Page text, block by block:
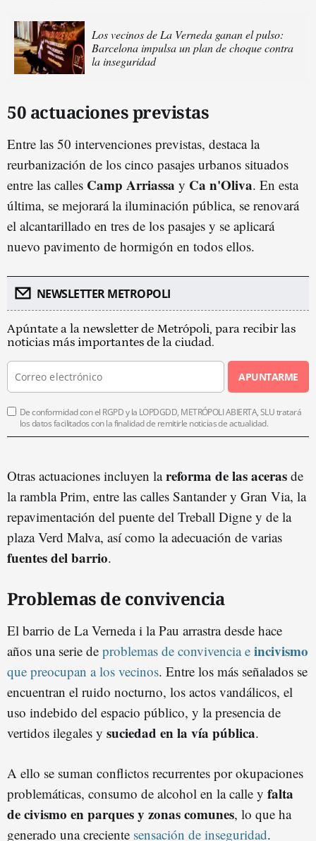
Los vecinos de La Verneda ganan el pulso:
Barcelona impulsa un plan de choque contra
la inseguridad
50 actuaciones previstas
Entre las 50 intervenciones previstas, destaca la
reurbanización de los cinco pasajes urbanos situados
entre las calles Camp Arriassa y Ca n'Oliva. En esta
última, se mejorará la iluminación pública, se renovará
el alcantarillado en tres de los pasajes y se aplicará
nuevo pavimento de hormigón en todos ellos.
NEWSLETTER METROPOLI
Apúntate a la newsletter de Metrópoli, para recibir las
noticias más importantes de la ciudad.
APUNTARME
De conformidad con el RGPD y la LOPDGDD, METRÓPOLI ABIERTA, SLU tratará
los datos facilitados con la finalidad de remitirle noticias de actualidad.
Otras actuaciones incluyen lareforma de las aceras de
la rambla Prim, entre las calles Santander y Gran Via, la
repavimentación del puente del Treball Digne y de la
plaza Verd Malva, así como la adecuación de varias
fuentes del barrio.
Problemas de convivencia
El barrio de La Verneda i la Pau arrastra desde hace
años una serie de problemas de convivencia e incivismo
que preocupan a los vecinos. Entre los más señalados se
encuentran el ruido nocturno, los actos vandálicos, el
uso indebido del espacio público, y la presencia de
vertidos ilegales y suciedad en la vía pública.
A ello se suman conflictos recurrentes por okupaciones
problemáticas, consumo de alcohol en la calle y falta
de civismo en parques y zonas comunes, lo que ha
generado una creciente sensación de inseguridad.